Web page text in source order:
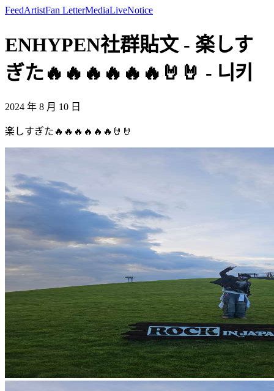
FeedArtistFan LetterMediaLiveNotice
ENHYPEN社群貼文 - 楽しす
ぎた🔥🔥🔥🔥🔥🔥🤘🤘 - 니키
2024 年 8 月 10 日
楽しすぎた🔥🔥🔥🔥🔥🔥🤘🤘